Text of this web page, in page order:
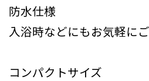
防水仕様
入浴時などにもお気軽に
コンパクトサイズ